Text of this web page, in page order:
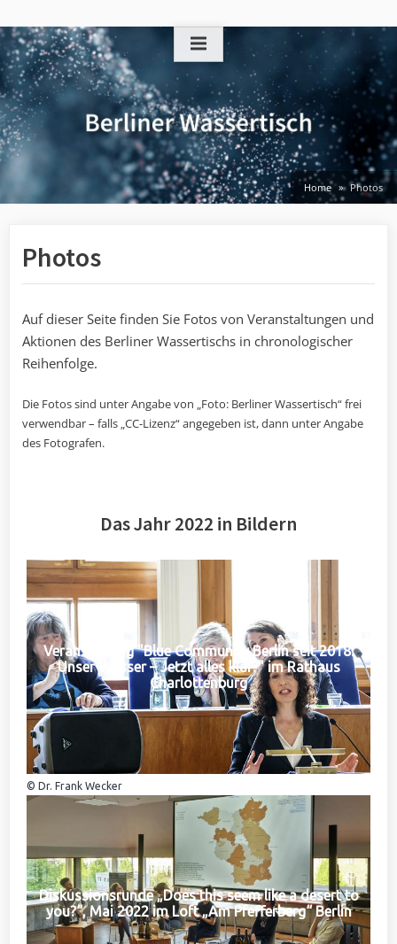
to
content
Home Photos
Photos
Auf dieser Seite finden Sie Fotos von Veranstaltungen und
Aktionen des Berliner Wassertischs in chronologischer
Reihenfolge.
Die Fotos sind unter Angabe von „Foto: Berliner Wassertisch“ frei
verwendbar – falls „CC-Lizenz“ angegeben ist, dann unter Angabe
des Fotografen.
Das Jahr 2022 in Bildern
Veranstaltung "Blue Community Berlin seit 2018:
Unser Wasser – Jetzt alles klar?" im Rathaus
Charlottenburg
© Dr. Frank Wecker
Diskussionsrunde „Does this seem like a desert to
you?“, Mai 2022 im Loft „Am Pfefferberg“ Berlin